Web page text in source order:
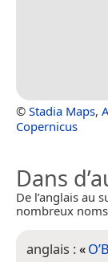
© Stadia Maps,
Copernicus
Dans
De l’anglais au
nombreux
anglais :«